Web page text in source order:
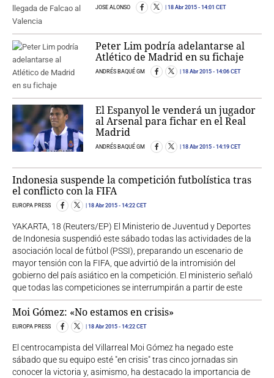
JOSE ALONSO 18 Abr 2015 - 14:01 CET
Peter Lim podría adelantarse al
Atlético de Madrid en su fichaje
ANDRÉS BAQUÉ GM 18 Abr 2015 - 14:06 CET
El Espanyol le venderá un jugador
al Arsenal para fichar en el Real
Madrid
ANDRÉS BAQUÉ GM 18 Abr 2015 - 14:19 CET
Indonesia suspende la competición futbolística tras
el conflicto con la FIFA
EUROPA PRESS 18 Abr 2015 - 14:22 CET
YAKARTA, 18 (Reuters/EP) El Ministerio de Juventud y Deportes
de Indonesia suspendió este sábado todas las actividades de la
asociación local de fútbol (PSSI), preparando un escenario de
mayor tensión con la FIFA, que advirtió de la intromisión del
gobierno del país asiático en la competición. El ministerio señaló
que todas las competiciones se interrumpirán a partir de este
Moi Gómez: «No estamos en crisis»
EUROPA PRESS 18 Abr 2015 - 14:22 CET
El centrocampista del Villarreal Moi Gómez ha negado este
sábado que su equipo esté "en crisis" tras cinco jornadas sin
conocer la victoria y, asimismo, ha destacado la importancia de